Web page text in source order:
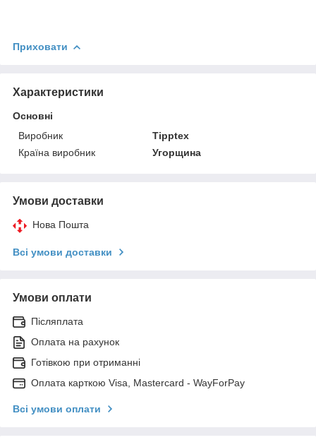
Приховати
Характеристики
Основні
Виробник
Tipptex
Країна виробник
Угорщина
Умови доставки
Нова Пошта
Всі умови доставки
Умови оплати
Післяплата
Оплата на рахунок
Готівкою при отриманні
Оплата карткою Visa, Mastercard - WayForPay
Всі умови оплати